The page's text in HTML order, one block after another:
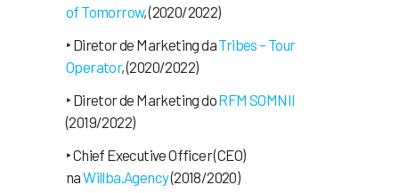
of Tomorrow, (2020/2022)
‣ Diretor de Marketing daTribes – Tour
Operator, (2020/2022)
‣ Diretor de Marketing doRFM SOMNII
(2019/2022)
‣ Chief Executive Officer (CEO)
naWillba.Agency(2018/2020)